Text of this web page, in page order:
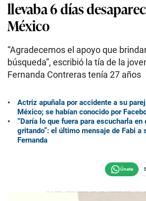
llevaba 6 días
México
“Agradecemos el apoyo que
búsqueda”, escribió la tía de la
Fernanda Contreras tenía 27 años
Actriz apuñala por accidente a su
México; se habían conocido por
“Daría lo que fuera para escucharla
gritando”: el último mensaje de Fabi a
Fernanda